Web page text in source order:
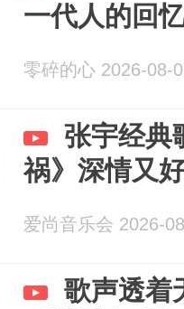
一代人的回
零碎的心 2026-08-
张宇经典
祸》深情又
爱尚音乐会 2026-
歌声透着